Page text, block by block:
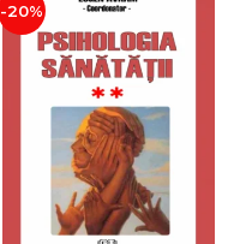
-20%